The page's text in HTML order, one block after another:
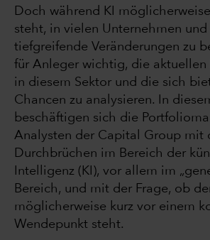
Doch während KI
steht, in vielen Unternehmen und
tiefgreifende Veränderungen zu
für Anleger wichtig, die aktuellen
in diesem Sektor und die sich
Chancen zu analysieren. In
beschäftigen sich die
Analysten der Capital Group mit
Durchbrüchen im Bereich der
Intelligenz (KI), vor allem im
Bereich, und mit der Frage, ob
möglicherweise kurz vor einem
Wendepunkt steht.